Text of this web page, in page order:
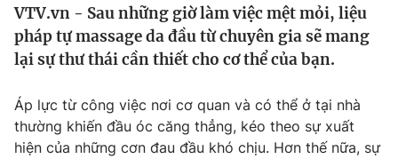
Thế giới
Tin tức
Thế giới đó đây
Câu chuyện quốc tế
Kinh tế
Tài chính
Thị trường
Dữ liệu và đời sống
VTV.vn - Sau những giờ làm việc mệt mỏi, liệu
pháp tự massage da đầu từ chuyên gia sẽ mang
lại sự thư thái cần thiết cho cơ thể của bạn.
Áp lực từ công việc nơi cơ quan và có thể ở tại nhà
thường khiến đầu óc căng thẳng, kéo theo sự xuất
hiện của những cơn đau đầu khó chịu. Hơn thế nữa, sự